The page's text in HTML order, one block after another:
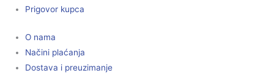
Prigovor kupca
O nama
Načini plaćanja
Dostava i preuzimanje